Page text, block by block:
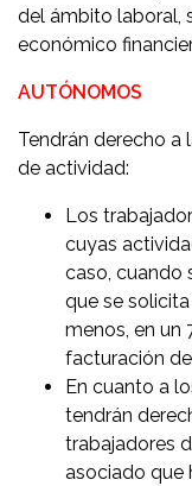
del ámbito laboral,
económico
AUTÓNOMOS
Tendrán derecho a
de actividad:
Los
cuyas
caso, cuando
que se
menos, en un
facturación
En cuanto a
tendrán
trabajadores
asociado que